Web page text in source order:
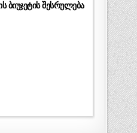
ბიუჯეტის შესრულება